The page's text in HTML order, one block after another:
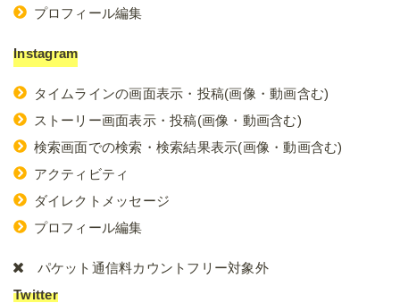
プロフィール編集
Instagram
タイムラインの画面表示・投稿(画像・動画含む)
ストーリー画面表示・投稿(画像・動画含む)
検索画面での検索・検索結果表示(画像・動画含む)
アクティビティ
ダイレクトメッセージ
プロフィール編集
パケット通信料カウントフリー対象外
Twitter